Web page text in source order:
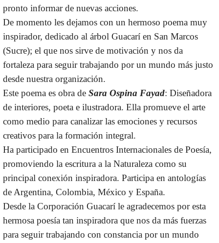
pronto informar de nuevas acciones.
De momento les dejamos con un hermoso poema muy
inspirador, dedicado al árbol Guacarí en San Marcos
(Sucre); el que nos sirve de motivación y nos da
fortaleza para seguir trabajando por un mundo más justo
desde nuestra organización.
Este poema es obra de Sara Ospina Fayad: Diseñadora
de interiores, poeta e ilustradora. Ella promueve el arte
como medio para canalizar las emociones y recursos
creativos para la formación integral.
Ha participado en Encuentros Internacionales de Poesía,
promoviendo la escritura a la Naturaleza como su
principal conexión inspiradora. Participa en antologías
de Argentina, Colombia, México y España.
Desde la Corporación Guacarí le agradecemos por esta
hermosa poesía tan inspiradora que nos da más fuerzas
para seguir trabajando con constancia por un mundo